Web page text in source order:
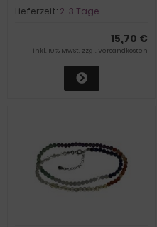
Edelstein Anhänger am
Lieferzeit: 2-3 Tage
15,70 €
inkl. 19 % MwSt. zzgl. Versandkosten